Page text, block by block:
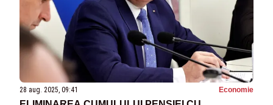
28 aug. 2025, 09:41 Economie